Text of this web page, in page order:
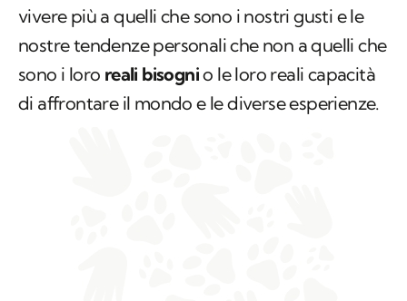
vivere più a quelli che sono i nostri gusti e le
nostre tendenze personali che non a quelli che
sono i loro reali bisognio le loro reali capacità
di affrontare il mondo e le diverse esperienze.